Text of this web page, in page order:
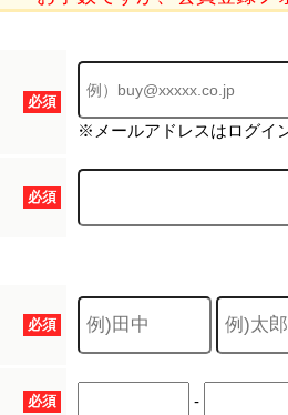
必須
※メールアドレスはログイ
必須
必須
必須 -